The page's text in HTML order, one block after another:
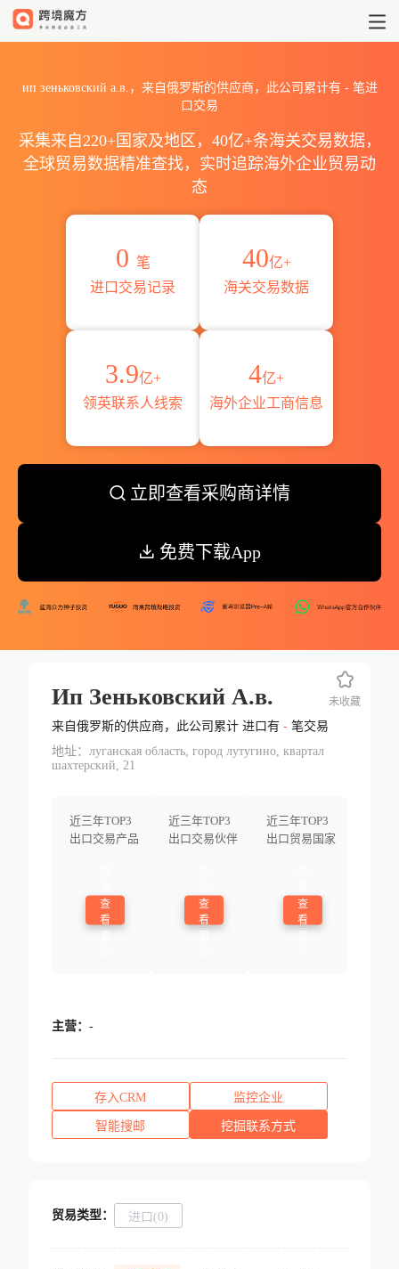
ип зеньковский а.в.，来自俄罗斯的供应商，此公司累计有 -笔进
口交易
采集来自220+国家及地区，40亿+条海关交易数据，
全球贸易数据精准查找，实时追踪海外企业贸易动
态
0 笔
进口交易记录
40亿+
海关交易数据
3.9亿+
领英联系人线索
4亿+
海外企业工商信息
立即查看采购商详情
免费下载App
Ип Зеньковский А.в.
来自俄罗斯的供应商，此公司累计 进口有 -笔交易
地址：луганская область, город лутугино, квартал
шахтерский, 21
近三年TOP3
出口交易产品
查
看
近三年TOP3
出口交易伙伴
查
看
近三年TOP3
出口贸易国家
查
看
未收藏
主营： -
存入CRM 监控企业
智能搜邮 挖掘联系方式
贸易类型： 进口(0)